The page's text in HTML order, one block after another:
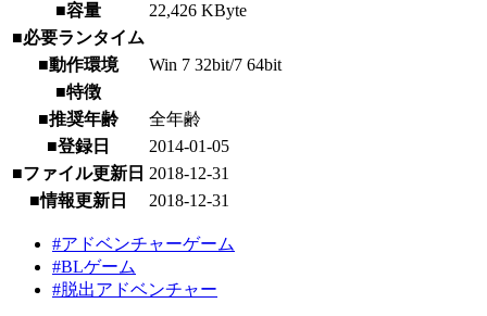
■容量
22,426 KByte
■必要ランタイム
■動作環境
Win 7 32bit/7 64bit
■特徴
■推奨年齢
全年齢
■登録日
2014-01-05
■ファイル更新日 2018-12-31
■情報更新日
2018-12-31
#アドベンチャーゲーム
#BLゲーム
#脱出アドベンチャー